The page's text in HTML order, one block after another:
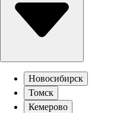
Новосибирск
Томск
Кемерово